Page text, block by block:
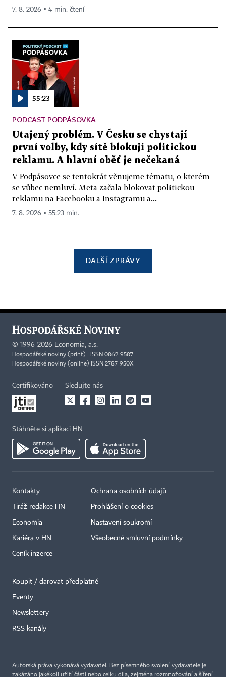
7. 8. 2026 ▪ 4 min. čtení
55:23
PODCAST PODPÁSOVKA
Utajený problém. V Česku se chystají
první volby, kdy sítě blokují politickou
reklamu. A hlavní oběť je nečekaná
V Podpásovce se tentokrát věnujeme tématu, o kterém
se vůbec nemluví. Meta začala blokovat politickou
reklamu na Facebooku a Instagramu a...
7. 8. 2026 ▪ 55:23 min.
DALŠÍ ZPRÁVY
© 1996-2026 Economia, a.s.
Hospodářské noviny (print) ISSN 0862-9587
Hospodářské noviny (online) ISSN 2787-950X
Certifikováno Sledujte nás
Stáhněte si aplikaci HN
Kontakty
Tiráž redakce HN
Economia
Kariéra v HN
Ceník inzerce
Ochrana osobních údajů
Prohlášení o cookies
Nastavení soukromí
Všeobecné smluvní podmínky
Koupit / darovat předplatné
Eventy
Newslettery
RSS kanály
Autorská práva vykonává vydavatel. Bez písemného svolení vydavatele je
zakázáno jakékoli užití částí nebo celku díla, zejména rozmnožování a šíření